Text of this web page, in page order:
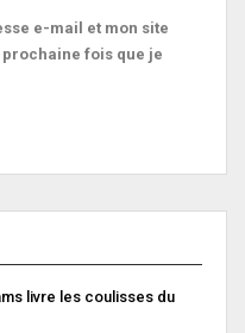
e-mail et mon site
fois que je
livre les coulisses du